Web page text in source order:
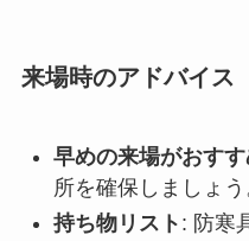
来場時のアドバイス
早めの来場がおす
所を確保しましょう
持ち物リスト : 防寒